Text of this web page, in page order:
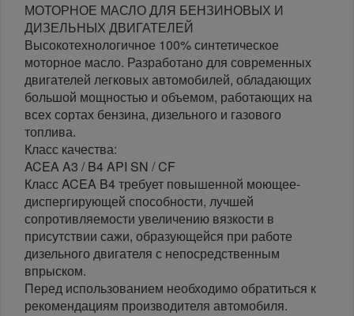
МОТОРНОЕ МАСЛО ДЛЯ БЕНЗИНОВЫХ И
ДИЗЕЛЬНЫХ ДВИГАТЕЛЕЙ
Высокотехнологичное 100% синтетическое
моторное масло. Разработано для современных
двигателей легковых автомобилей, обладающих
большой мощностью и объемом, работающих на
всех сортах бензина, дизельного и газового
топлива.
Класс качества:
ACEA A3 / B4 API SN / CF
Класс ACEA B4 требует повышенной моющее-
диспергирующей способности, лучшей
сопротивляемости увеличению вязкости в
присутствии сажи, образующейся при работе
дизельного двигателя с непосредственным
впрыском.
Перед использованием необходимо обратиться к
рекомендациям производителя автомобиля.